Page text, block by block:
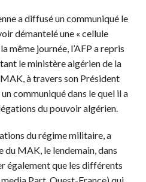
a diffusé un communiqué le
démantelé une « cellule
même journée, l’AFP a repris
le ministère algérien de la
à travers son Président
communiqué dans le quel il a
du pouvoir algérien.
du régime militaire, a
du MAK, le lendemain, dans
également que les différents